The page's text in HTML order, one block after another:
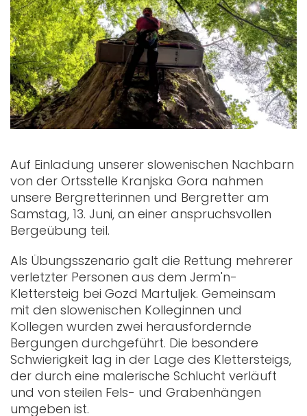
Auf Einladung unserer slowenischen Nachbarn
von der Ortsstelle Kranjska Gora nahmen
unsere Bergretterinnen und Bergretter am
Samstag, 13. Juni, an einer anspruchsvollen
Bergeübung teil.
Als Übungsszenario galt die Rettung mehrerer
verletzter Personen aus dem Jerm'n-
Klettersteig bei Gozd Martuljek. Gemeinsam
mit den slowenischen Kolleginnen und
Kollegen wurden zwei herausfordernde
Bergungen durchgeführt. Die besondere
Schwierigkeit lag in der Lage des Klettersteigs,
der durch eine malerische Schlucht verläuft
und von steilen Fels- und Grabenhängen
umgeben ist.